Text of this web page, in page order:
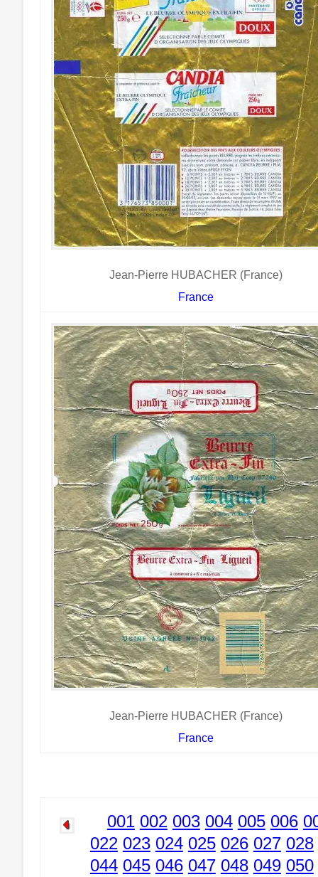
Jean-Pierre HUBACHER (France)
France
Jean-Pierre HUBACHER (France)
France
001 002 003 004 005 006
022 023 024 025 026 027 028
044 045 046 047 048 049 050